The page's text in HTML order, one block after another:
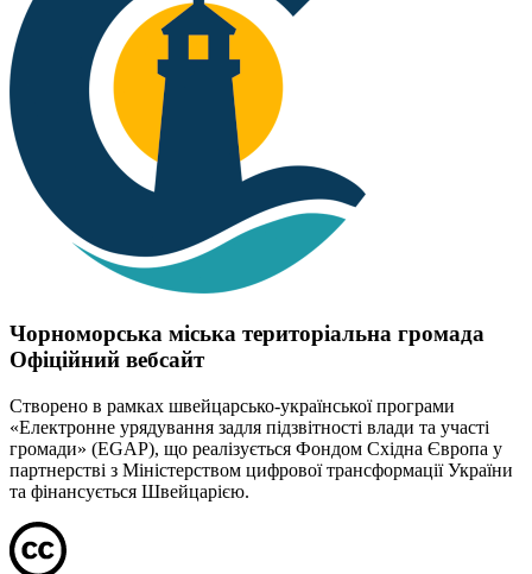
Чорноморська міська територіальна громада
Офіційний вебсайт
Створено в рамках швейцарсько-української програми
«Електронне урядування задля підзвітності влади та участі
громади» (EGAP), що реалізується Фондом Східна Європа у
партнерстві з Міністерством цифрової трансформації України
та фінансується Швейцарією.